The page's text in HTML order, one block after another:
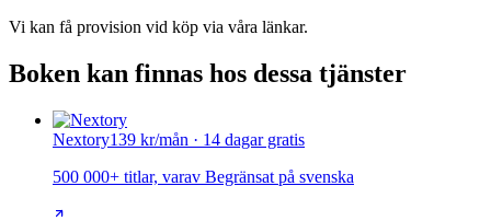
Vi kan få provision vid köp via våra länkar.
Boken kan finnas hos dessa tjänster
Nextory139 kr/mån · 14 dagar gratis
500 000+ titlar, varav Begränsat på svenska